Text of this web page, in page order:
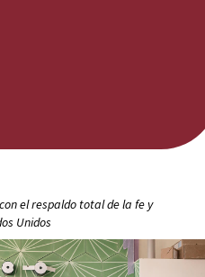
el respaldo total de la fe y
Unidos